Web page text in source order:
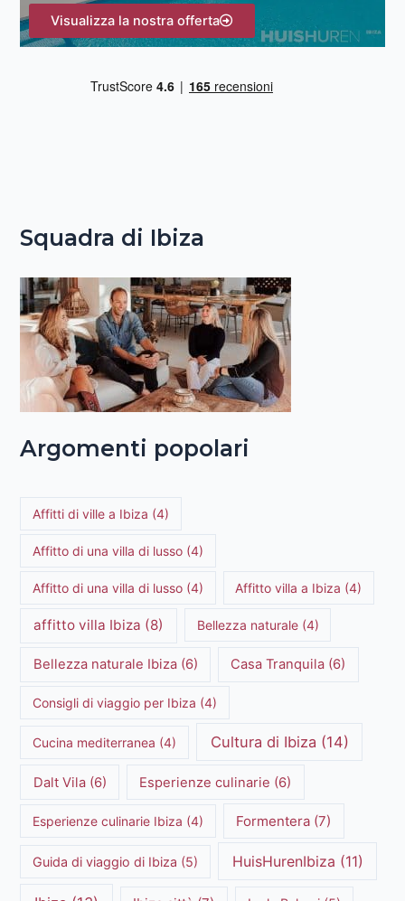
Visualizza la nostra offerta
Squadra di Ibiza
Argomenti popolari
Affitti di ville a Ibiza (4)
Affitto di una villa di lusso (4)
Affitto di una villa di lusso (4) Affitto villa a Ibiza (4)
affitto villa Ibiza (8) Bellezza naturale(4)
Bellezza naturale Ibiza(6) Casa Tranquila (6)
Consigli di viaggio per Ibiza (4)
Cucina mediterranea (4) Cultura di Ibiza (14)
Dalt Vila(6) Esperienze culinarie (6)
Esperienze culinarie Ibiza (4) Formentera (7)
Guida di viaggio di Ibiza (5) HuisHurenIbiza (11)